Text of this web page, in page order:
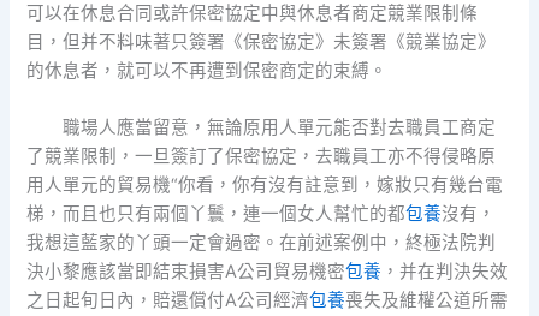
可以在休息合同或許保密協定中與休息者商定競業限制條
目，但并不料味著只簽署《保密協定》未簽署《競業協定》
的休息者，就可以不再遭到保密商定的束縛。
職場人應當留意，無論原用人單元能否對去職員工商定
了競業限制，一旦簽訂了保密協定，去職員工亦不得侵略原
用人單元的貿易機“你看，你有沒有註意到，嫁妝只有幾台電
梯，而且也只有兩個丫鬟，連一個女人幫忙的都包養沒有，
我想這藍家的丫頭一定會過密。在前述案例中，終極法院判
決小黎應該當即結束損害A公司貿易機密包養 ，并在判決失效
之日起旬日內，賠還償付A公司經濟包養喪失及維權公道所需